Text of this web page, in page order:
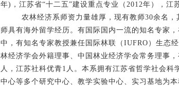
年)，江苏省“十二五”建设重点专业（2012年），江
农林经济系师资力量雄厚，现有教师30余名，
师具有海外留学经历。有国际国内一流的知名专家
中，有知名专家教授兼任国际林联（ IUFRO ）生态
林经济学会外籍理事、中国林业经济学会常务理事，
人，江苏社科优青1 人。本系拥有江苏省哲学社会科
中心等多个研究中心、教学实验中心、实习基地为